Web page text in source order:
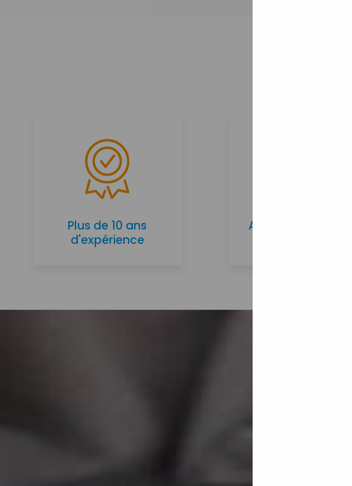
Plus de 10 ans
d'expérience
Accompagnement